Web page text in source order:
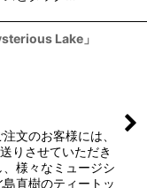
Lake」
文のお客様には、
りさせていただき
様々なミュージシ
直樹のティートッ